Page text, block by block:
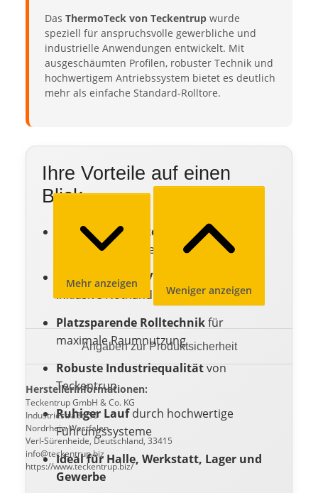
Das ThermoTeck von Teckentrup wurde
speziell für anspruchsvolle gewerbliche und
industrielle Anwendungen entwickelt. Mit
ausgeschäumten Profilen, robuster Technik und
hochwertigem Antriebssystem bietet es deutlich
mehr als einfache Standard-Rolltore.
Ihre Vorteile auf einen
Blick
Wärmegedämmte Stahlprofile
reduzierte Energieverluste
Elektrischer 400V Aufsteckantrieb
inklusive Nothandkurbel
Platzsparende Rolltechnikfür
maximale Raumnutzung
Robuste Industriequalitätvon
Teckentrup
Ruhiger Laufdurch hochwertige
Führungssysteme
Ideal für Halle, Werkstatt, Lager und
Gewerbe
Mehr anzeigen
Weniger anzeigen
Angaben zur Produktsicherheit
Herstellerinformationen:
Teckentrup GmbH & Co. KG
Industriestraße 50
Nordrhein-Westfalen
Verl-Sürenheide, Deutschland, 33415
info@teckentrup.biz
https://www.teckentrup.biz/